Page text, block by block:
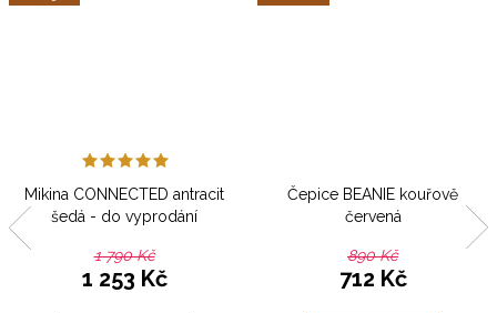
Mikina CONNECTED antracit
šedá - do vyprodání
1 790 Kč
1 253 Kč
Čepice BEANIE kouřově
červená
890 Kč
712 Kč